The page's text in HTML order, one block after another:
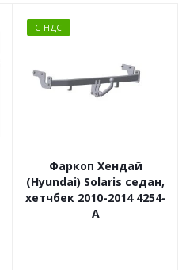
С НДС
Фаркоп Хендай
(Hyundai) Solaris седан,
хетчбек 2010-2014 4254-
A